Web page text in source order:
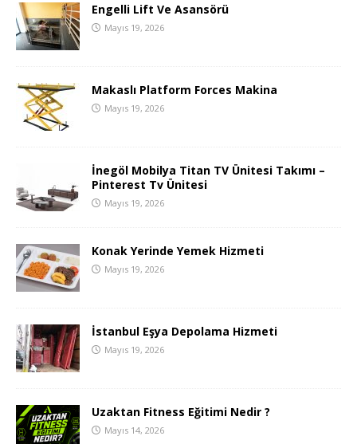
Engelli Lift Ve Asansörü
Mayıs 19, 2026
Makaslı Platform Forces Makina
Mayıs 19, 2026
İnegöl Mobilya Titan TV Ünitesi Takımı –
Pinterest Tv Ünitesi
Mayıs 19, 2026
Konak Yerinde Yemek Hizmeti
Mayıs 19, 2026
İstanbul Eşya Depolama Hizmeti
Mayıs 19, 2026
Uzaktan Fitness Eğitimi Nedir ?
Mayıs 14, 2026